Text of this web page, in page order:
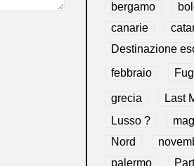
bergamo
canarie
Destinazione
febbraio
grecia Last
Lusso ?
Nord
palermo